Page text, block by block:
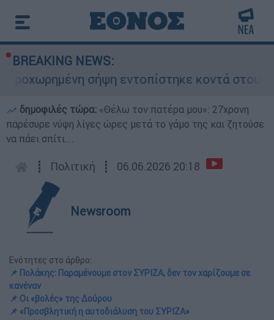
BREAKING NEWS:
σήψη εντοπίστηκε κοντά στους Αγίους
δημοφιλές τώρα: «Θέλω τον πατέρα μου»: 27χρονη
παρέσυρε νύφη λίγες ώρες μετά το γάμο της και ζητούσε
να πάει σπίτι...
┋ Πολιτική ┋ 06.06.2026 20:18
Newsroom
Ενότητες στο άρθρο:
📌 Πολάκης: Παραμένουμε στον ΣΥΡΙΖΑ, δεν τον χαρίζουμε σε
κανέναν
📌 Οι «βολές» της Δούρου
📌 «Προσβλητική η αυτοδιάλυση του ΣΥΡΙΖΑ»